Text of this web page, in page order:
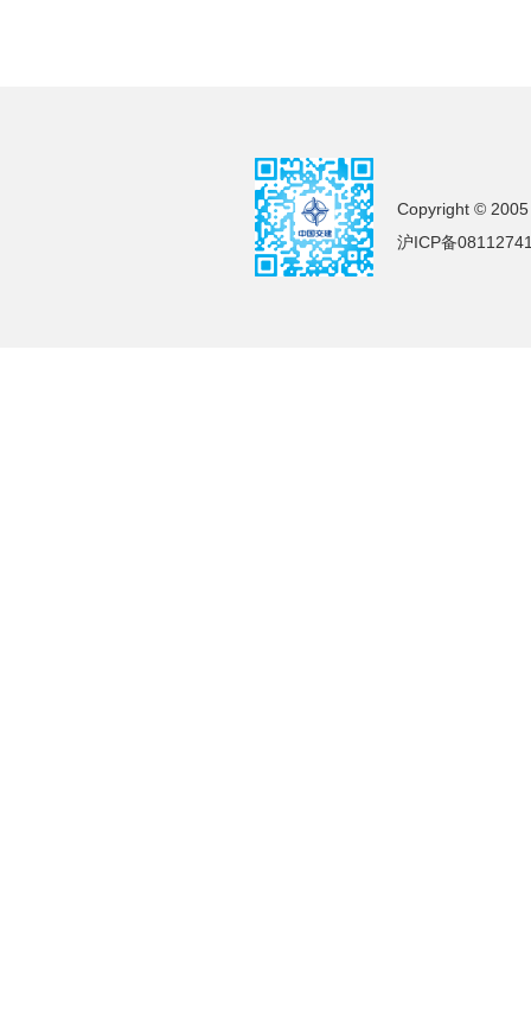
Copyright ©
沪ICP备